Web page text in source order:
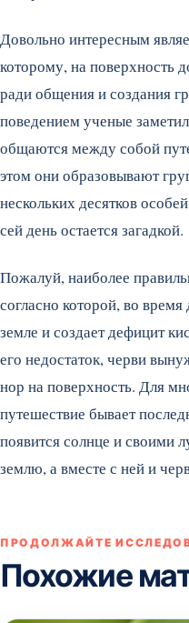
Довольно интересным
которому, на поверхность
ради общения и создания
поведением ученые
общаются между собой
этом они образовывают
нескольких десятков
сей день остается загадкой.
Пожалуй, наиболее
согласно которой, во
земле и создает дефицит
его недостаток, черви
нор на поверхность. Для
путешествие бывает
появится солнце и
землю, а вместе с ней и
ПРОДОЛЖАЙТЕ
Похожие